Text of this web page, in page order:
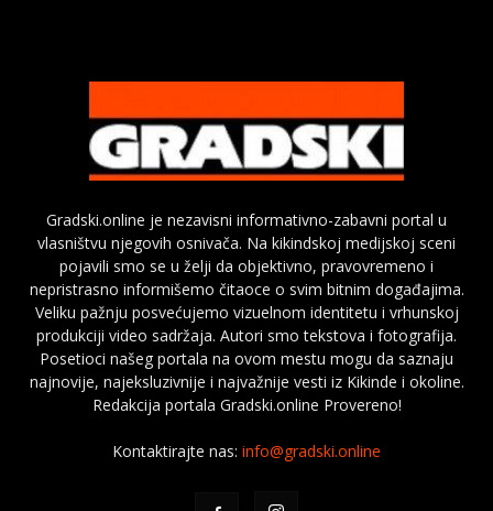
Gradski.online je nezavisni informativno-zabavni portal u
vlasništvu njegovih osnivača. Na kikindskoj medijskoj sceni
pojavili smo se u želji da objektivno, pravovremeno i
nepristrasno informišemo čitaoce o svim bitnim događajima.
Veliku pažnju posvećujemo vizuelnom identitetu i vrhunskoj
produkciji video sadržaja. Autori smo tekstova i fotografija.
Posetioci našeg portala na ovom mestu mogu da saznaju
najnovije, najeksluzivnije i najvažnije vesti iz Kikinde i okoline.
Redakcija portala Gradski.online Provereno!
Kontaktirajte nas: info@gradski.online